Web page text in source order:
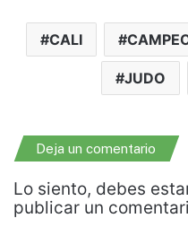
CALI
JUDO
Deja un comentario
Lo siento, debes
publicar un